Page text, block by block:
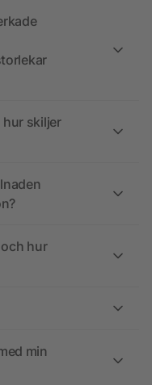
skiljer
hur
min